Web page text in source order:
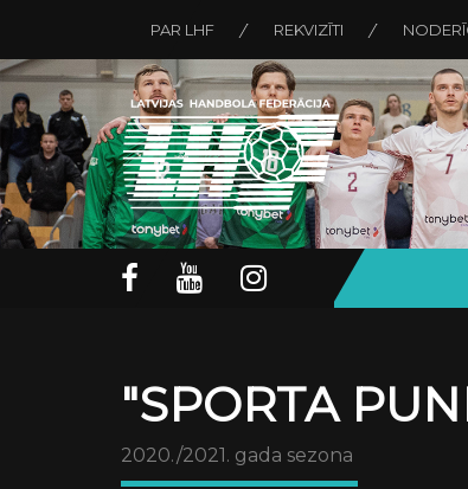
PAR LHF REKVIZĪTI
"SPORTA
2020./2021. gada sezona